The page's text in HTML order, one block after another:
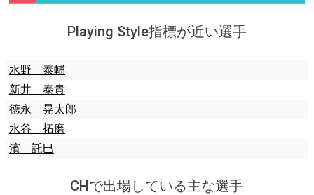
Playing Style指標が近い選手
水野 泰輔
新井 泰貴
徳永 晃太郎
水谷 拓磨
濱 託巳
CHで出場している主な選手